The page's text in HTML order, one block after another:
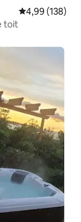
Évaluation
4,99 (138)
toit